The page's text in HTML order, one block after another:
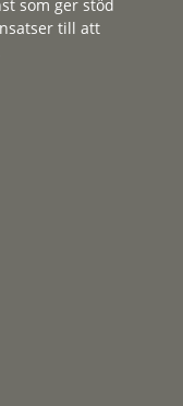
som ger stöd
till att